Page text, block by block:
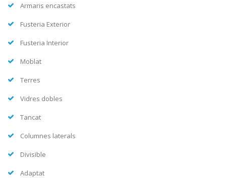
Armaris encastats
Fusteria Exterior
Fusteria Interior
Moblat
Terres
Vidres dobles
Tancat
Columnes laterals
Divisible
Adaptat